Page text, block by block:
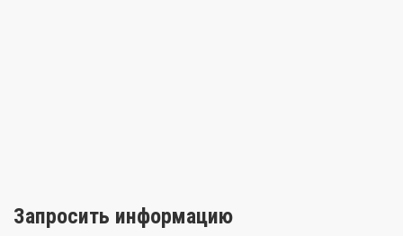
Запросить информацию